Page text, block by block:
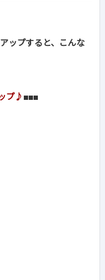
ップすると、こんな
プ♪ ■■■